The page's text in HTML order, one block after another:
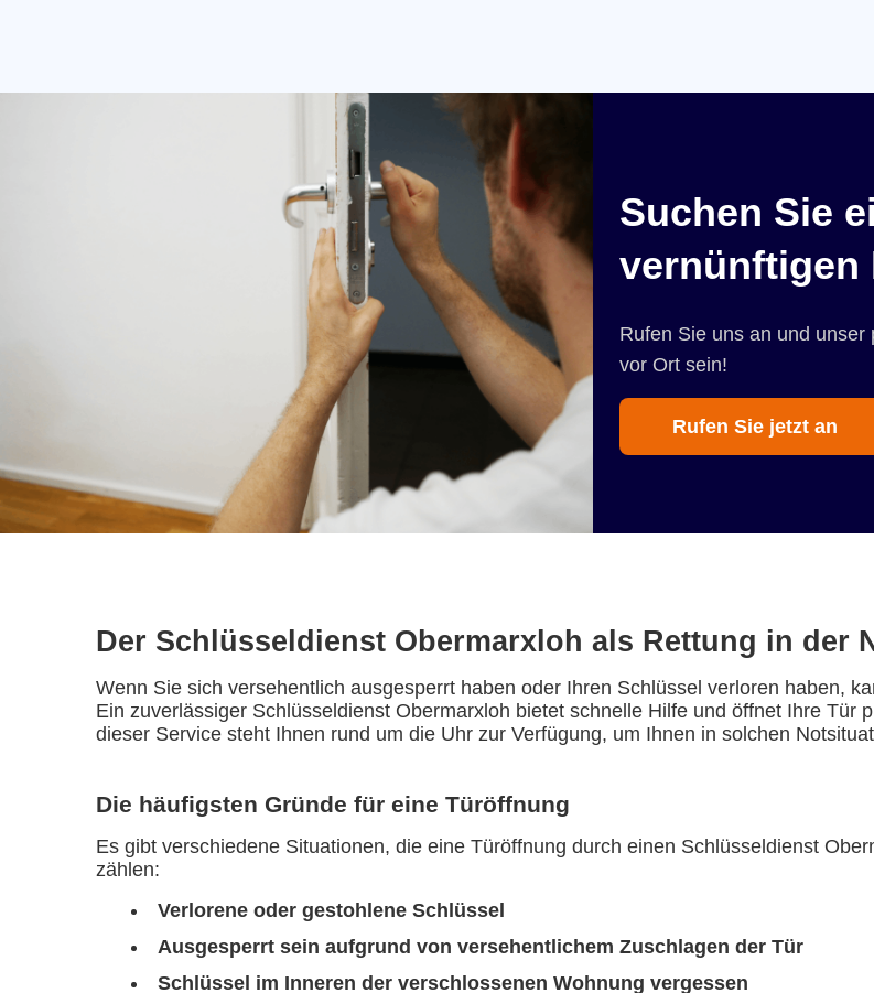
Suchen Sie
vernünftigen
Rufen Sie uns an und unser
vor Ort sein!
Rufen Sie jetzt an
Der Schlüsseldienst Obermarxloh als Rettung in der
Wenn Sie sich versehentlich ausgesperrt haben oder Ihren Schlüssel verloren haben,
Ein zuverlässiger Schlüsseldienst Obermarxloh bietet schnelle Hilfe und öffnet Ihre Tür
dieser Service steht Ihnen rund um die Uhr zur Verfügung, um Ihnen in solchen
Die häufigsten Gründe für eine Türöffnung
Es gibt verschiedene Situationen, die eine Türöffnung durch einen Schlüsseldienst
zählen:
Verlorene oder gestohlene Schlüssel
Ausgesperrt sein aufgrund von versehentlichem Zuschlagen der Tür
Schlüssel im Inneren der verschlossenen Wohnung vergessen